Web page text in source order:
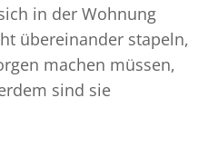
in der Wohnung
übereinander stapeln,
machen müssen,
sind sie